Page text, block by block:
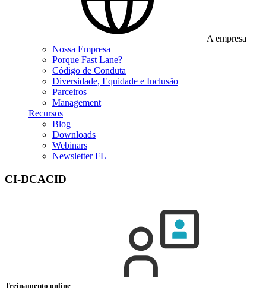
A empresa
Nossa Empresa
Porque Fast Lane?
Código de Conduta
Diversidade, Equidade e Inclusão
Parceiros
Management
Recursos
Blog
Downloads
Webinars
Newsletter FL
CI-DCACID
Treinamento online